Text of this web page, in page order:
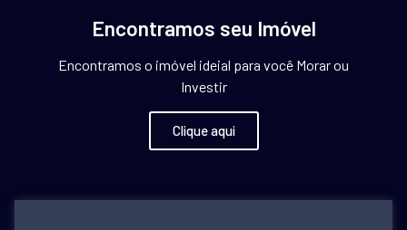
Encontramos seu Imóvel
Encontramos o imóvel ideial para você Morar ou
Investir
Clique aqui